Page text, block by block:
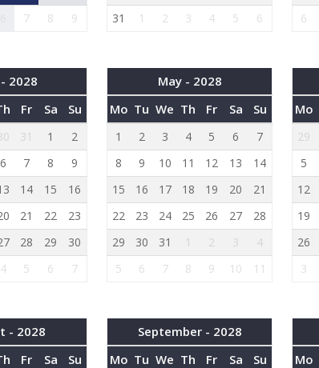
7 8 9
31
1 2 3 4 5 6
6
2028
Fr Sa Su
31 1
2
6 7 8
9
14 15
16
21 22
23
28 29
30
4 5 6 7
May - 2028
Mo Tu We Th Fr Sa Su
1 2 3 4 5 6
7
8
9 10 11 12 13
14
15
16 17 18 19 20
21
22
23 24 25 26 27
28
29
30 31 1 2 3
4
5
6 7 8 9 10 11
Mo
29
5
12
19
26
3
- 2028
Fr Sa Su
September - 2028
Mo Tu We Th Fr Sa Su
Mo